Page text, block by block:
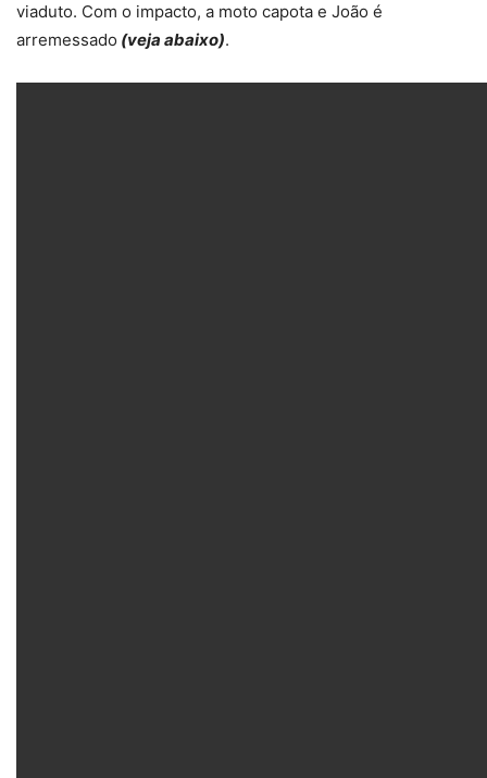
viaduto. Com o impacto, a moto capota e João é
arremessado (veja abaixo).